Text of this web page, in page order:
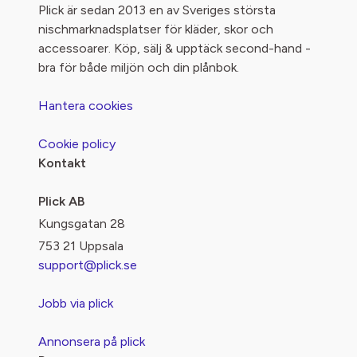
Plick är sedan 2013 en av Sveriges största
nischmarknadsplatser för kläder, skor och
accessoarer. Köp, sälj & upptäck second-hand -
bra för både miljön och din plånbok.
Hantera cookies
Cookie policy
Kontakt
Plick AB
Kungsgatan 28
753 21 Uppsala
support@plick.se
Jobb via plick
Annonsera på plick